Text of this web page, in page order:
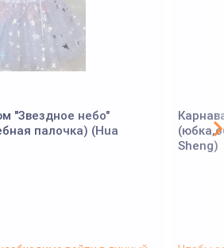
"Звездное небо"
палочка) (Hua
Sheng)